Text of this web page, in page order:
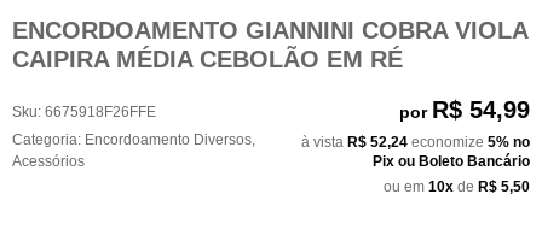
ENCORDOAMENTO GIANNINI COBRA VIOLA
CAIPIRA MÉDIA CEBOLÃO EM RÉ
Sku: 6675918F26FFE
Categoria: Encordoamento Diversos
Acessórios
por R$ 54,99
à vista R$ 52,24 economize 5% no
Pix ou Boleto Bancário
ou em 10x de R$ 5,50